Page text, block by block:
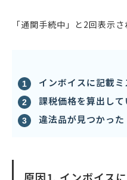
「通関手続中」と2回表示
インボイスに記載ミ
課税価格を算出して
違法品が見つかった